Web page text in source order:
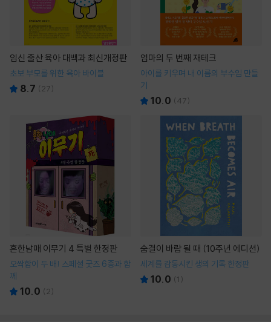
임신 출산 육아 대백과 최신개정판
초보 부모를 위한 육아 바이블
8.7 ( 27)
엄마의 두 번째 재테크
아이를 키우며 내 이름의 부수입 만들
기
10.0 (47)
흔한남매 이무기 4 특별 한정판
오싹함이 두 배! 스페셜 굿즈 6종과 함
께
10.0 ( 2)
숨결이 바람 될 때 (10주년 에디션)
세계를 감동시킨 생의 기록 한정판
10.0 (1 )